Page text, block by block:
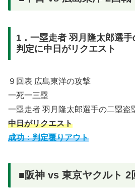
1．一塁走者 羽月隆太郎選
判定に中日がリクエスト
９回表 広島東洋の攻撃
一死一三塁
一塁走者 羽月隆太郎選手の二塁盗
中日がリクエスト
成功：判定覆りアウト
■阪神 vs 東京ヤクルト 2